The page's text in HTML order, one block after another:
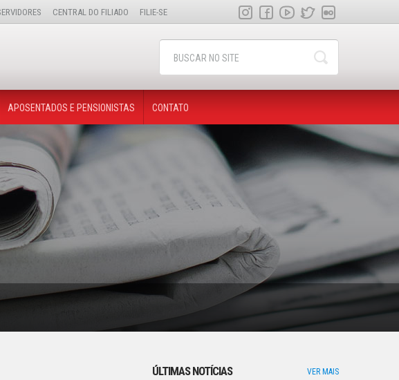
CENTRAL DO FILIADO FILIE-SE
APOSENTADOS E PENSIONISTAS CONTATO
ÚLTIMAS NOTÍCIAS VER MAIS